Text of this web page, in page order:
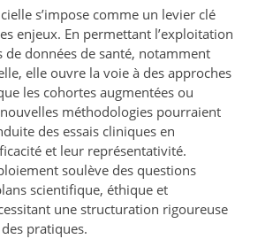
s’impose comme un levier clé
enjeux. En permettant l’exploitation
de données de santé, notamment
elle ouvre la voie à des approches
les cohortes augmentées ou
méthodologies pourraient
des essais cliniques en
et leur représentativité.
soulève des questions
scientifique, éthique et
une structuration rigoureuse
pratiques.